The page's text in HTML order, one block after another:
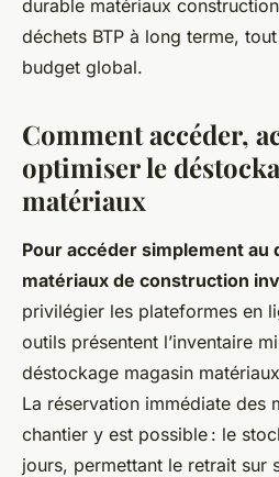
durable matériaux
déchets BTP à long terme,
budget global.
Comment accéder,
optimiser le
matériaux
Pour accéder simplement au
matériaux de construction
privilégier les plateformes en
outils présentent l’inventaire
déstockage magasin
La réservation immédiate des
chantier y est possible : le
jours, permettant le retrait sur